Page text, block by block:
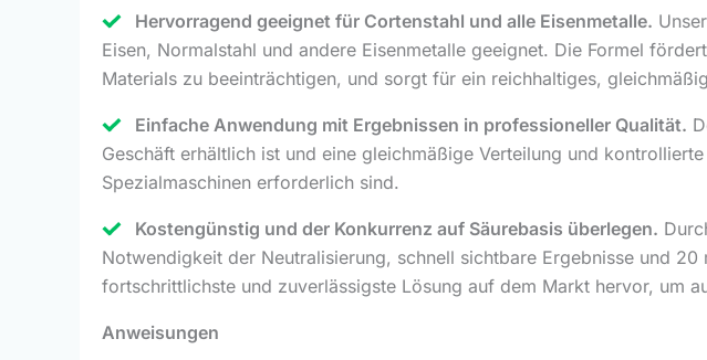
Hervorragend geeignet für Cortenstahl und alle Eisenmetalle.
Eisen, Normalstahl und andere Eisenmetalle geeignet. Die Formel
Materials zu beeinträchtigen, und sorgt für ein reichhaltiges,
Einfache Anwendung mit Ergebnissen in professioneller Qualität.
Geschäft erhältlich ist und eine gleichmäßige Verteilung und
Spezialmaschinen erforderlich sind.
Kostengünstig und der Konkurrenz auf Säurebasis überlegen.
Notwendigkeit der Neutralisierung, schnell sichtbare Ergebnisse und
fortschrittlichste und zuverlässigste Lösung auf dem Markt hervor, um
Anweisungen